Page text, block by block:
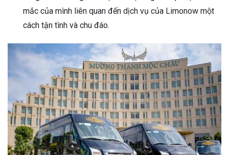
mắc của mình liên quan đến dịch vụ của Limonow một
cách tận tình và chu đáo.